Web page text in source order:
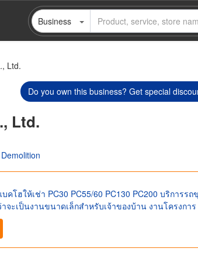
Business
Ltd.
Do you own this business? Get special
Ltd.
คโฮให้เช่า PC30 PC55/60 PC130 PC200 บริการ
จะเป็นงานขนาดเล็กสำหรับเจ้าของบ้าน งานโครงการ